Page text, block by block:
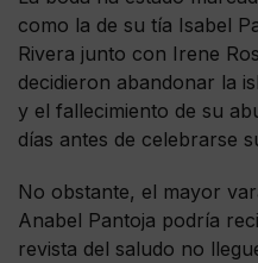
como la de su tía Isabel
Rivera junto con Irene
decidieron abandonar la
y el fallecimiento de su
días antes de celebrarse
No obstante, el mayor
Anabel Pantoja podría
revista del saludo no